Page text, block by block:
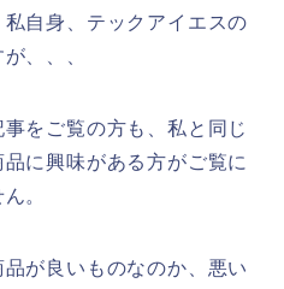
自身、テックアイエスの
、、、
をご覧の方も、私と同じ
に興味がある方がご覧に
。
が良いものなのか、悪い